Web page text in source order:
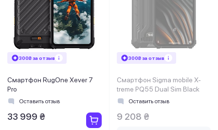
300₴ за отзыв
Смартфон RugOne Xever 7
Pro
Оставить отзыв
33 999 ₴
300₴ за отзыв
Смартфон Sigma mobile X-
treme PQ55 Dual Sim Black
Оставить отзыв
9 208 ₴